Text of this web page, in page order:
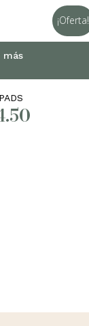
¡Oferta!
más
El
precio